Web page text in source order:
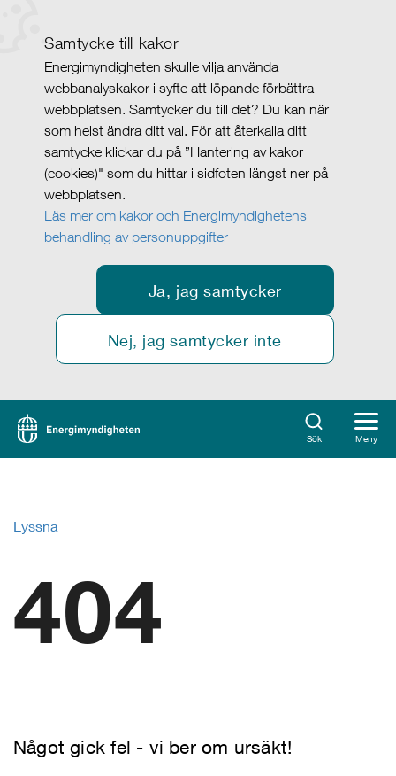
Samtycke till kakor
Energimyndigheten skulle vilja använda
webbanalyskakor i syfte att löpande förbättra
webbplatsen. Samtycker du till det? Du kan när
som helst ändra ditt val. För att återkalla ditt
samtycke klickar du på ”Hantering av kakor
(cookies)" som du hittar i sidfoten längst ner på
webbplatsen.
Läs mer om kakor och Energimyndighetens
behandling av personuppgifter
Ja, jag samtycker
Nej, jag samtycker inte
Sök Meny
Lyssna
404
Något gick fel - vi ber om ursäkt!